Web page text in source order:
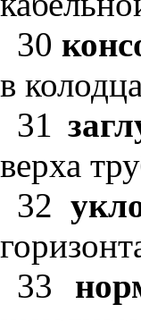
30
в
31
верха
32
33